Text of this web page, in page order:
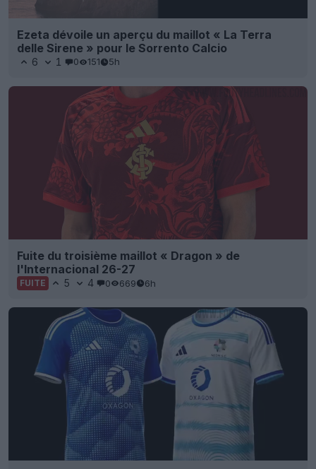
Ezeta dévoile un aperçu du maillot « La Terra
delle Sirene » pour le Sorrento Calcio
6 1 0 151 5h
Fuite du troisième maillot « Dragon » de
l'Internacional 26-27
FUITE 5 4 0 669 6h